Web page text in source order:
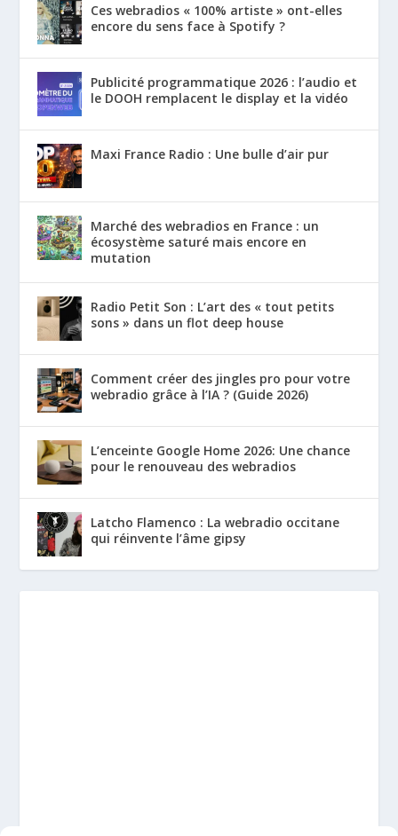
Ces webradios « 100% artiste » ont-elles
encore du sens face à Spotify ?
Publicité programmatique 2026 : l’audio et
le DOOH remplacent le display et la vidéo
Maxi France Radio : Une bulle d’air pur
Marché des webradios en France : un
écosystème saturé mais encore en
mutation
Radio Petit Son : L’art des « tout petits
sons » dans un flot deep house
Comment créer des jingles pro pour votre
webradio grâce à l’IA ? (Guide 2026)
L’enceinte Google Home 2026: Une chance
pour le renouveau des webradios
Latcho Flamenco : La webradio occitane
qui réinvente l’âme gipsy